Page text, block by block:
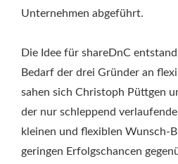
Unternehmen abgeführt.
Die Idee für shareDnC
Bedarf der drei Gründer an
sahen sich Christoph Püttgen
der nur schleppend
kleinen und flexiblen Wunsch-
geringen Erfolgschancen